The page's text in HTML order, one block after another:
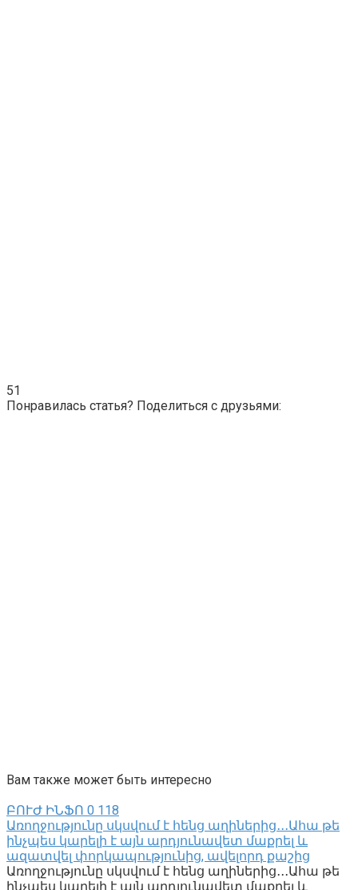
51
Понравилась статья? Поделиться с друзьями:
Вам также может быть интересно
ԲՈՒԺ ԻՆՖՈ 0 118
Առողջությունը սկսվում է հենց աղիներից․․․Ահա թե
ինչպես կարելի է այն արդյունավետ մաքրել և
ազատվել փորկապությունից, ավելորդ քաշից
Առողջությունը սկսվում է հենց աղիներից․․․Ահա թե
ինչպես կարելի է այն արդյունավետ մաքրել և